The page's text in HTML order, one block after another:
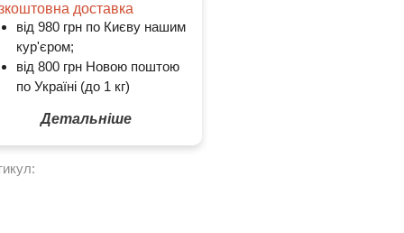
доставка
від 980 грн по Києву нашим
кур'єром;
від 800 грн Новою поштою
по Україні (до 1 кг)
Детальніше